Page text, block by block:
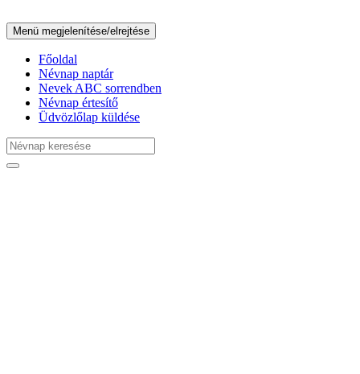
Menü megjelenítése/elrejtése
Főoldal
Névnap naptár
Nevek ABC sorrendben
Névnap értesítő
Üdvözlőlap küldése